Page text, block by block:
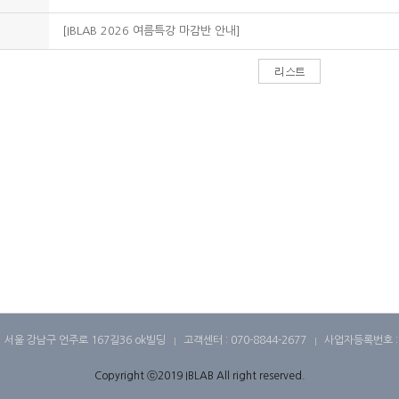
[IBLAB 2026 여름특강 마감반 안내]
서울 강남구 언주로 167길36 ok빌딩 고객센터 : 070-8844-2677 사업자등록번
Copyright ⓒ2019 IBLAB All right reserved.